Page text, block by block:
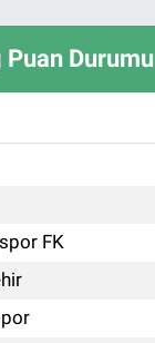
Durumu
FK